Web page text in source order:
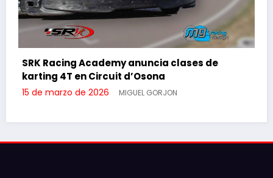
contacto
Esta página web pertenece a la comunidad de karting SRK para todos los
aficionados al Karting 4T de alquiler en España. Para cualquier consulta,